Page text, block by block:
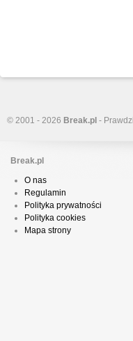
© 2001 - 2026 Break.pl -
Break.pl
O nas
Regulamin
Polityka prywatności
Polityka cookies
Mapa strony